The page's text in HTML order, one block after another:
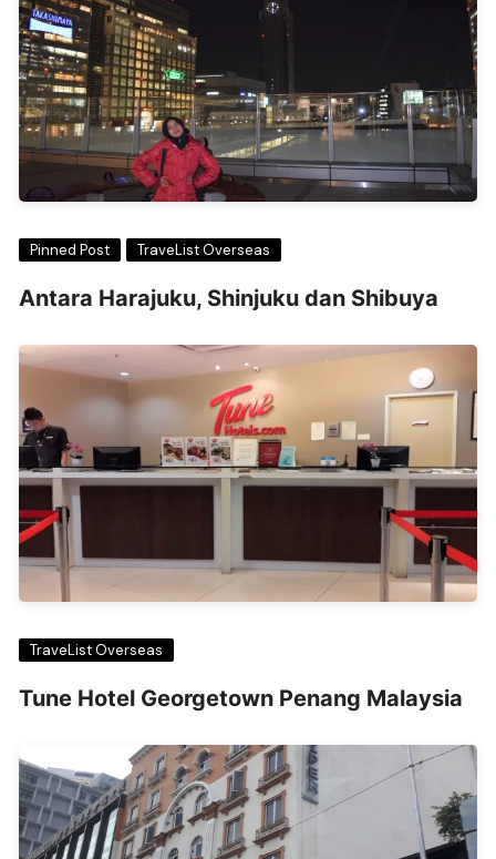
Pinned Post TraveList Overseas
Antara Harajuku, Shinjuku dan Shibuya
TraveList Overseas
Tune Hotel Georgetown Penang Malaysia